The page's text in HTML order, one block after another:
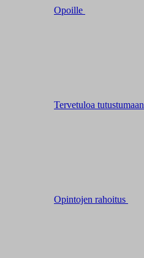
Opoille
Tervetuloa tutustumaan
Opintojen rahoitus